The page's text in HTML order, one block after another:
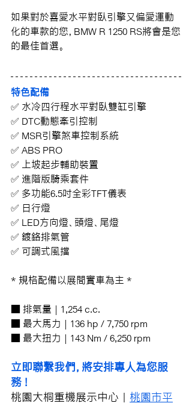
如果對於喜愛水平對臥引擎又偏愛運動
化的車款的您，BMW R 1250 RS將會是您
的最佳首選。
特色配備
✅ 水冷四行程水平對臥雙缸引擎
✅ DTC動態牽引控制
✅ MSR引擎煞車控制系統
✅ ABS PRO
✅ 上坡起步輔助裝置
✅ 進階版騎乘套件
✅ 多功能6.5吋全彩TFT儀表
✅ 日行燈
✅ LED方向燈、頭燈、尾燈
✅ 鍍鉻排氣管
✅ 可調式風擋
* 規格配備以展間實車為主 *
■ 排氣量 | 1,254 c.c.
■ 最大馬力 | 136 hp / 7,750 rpm
■ 最大扭力 | 143 Nm / 6,250 rpm
立即聯繫我們，將安排專人為您服
務 !
桃園大桐重機展示中心｜ 桃園市平